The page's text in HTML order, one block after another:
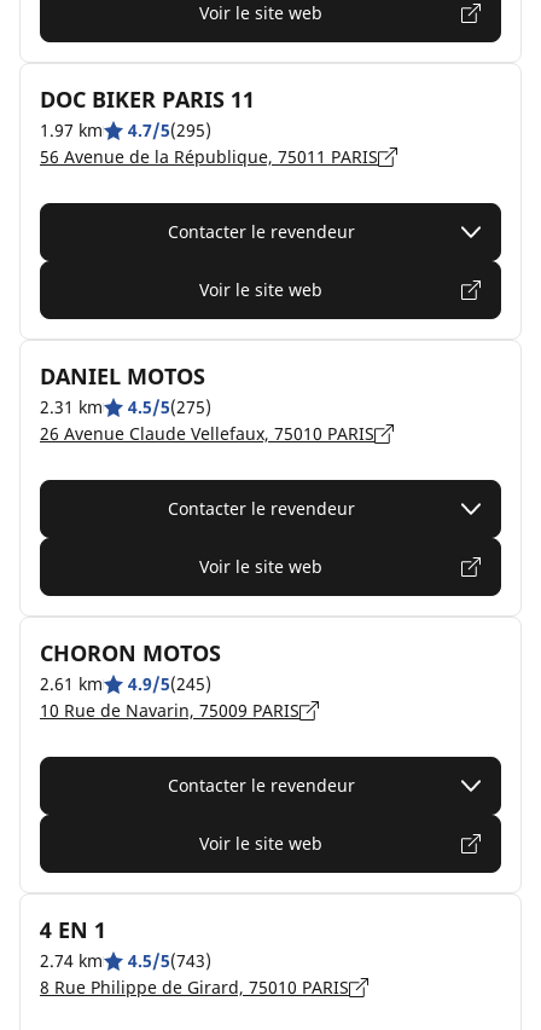
Voir le site web
DOC BIKER PARIS 11
1.97 km 4.7/5(295)
56 Avenue de la République, 75011 PARIS
Contacter le revendeur
Voir le site web
DANIEL MOTOS
2.31 km 4.5/5(275)
26 Avenue Claude Vellefaux, 75010 PARIS
Contacter le revendeur
Voir le site web
CHORON MOTOS
2.61 km 4.9/5(245)
10 Rue de Navarin, 75009 PARIS
Contacter le revendeur
Voir le site web
4 EN 1
2.74 km 4.5/5(743)
8 Rue Philippe de Girard, 75010 PARIS